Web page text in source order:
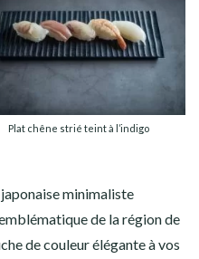
Plat chêne strié teint à l’indigo
minimaliste
de la région de
de couleur élégante à vos